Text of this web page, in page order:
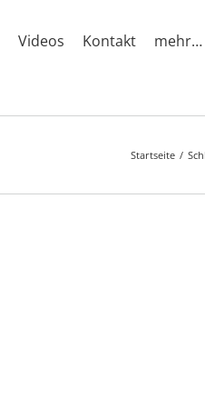
Videos Kontakt mehr…
Startseite